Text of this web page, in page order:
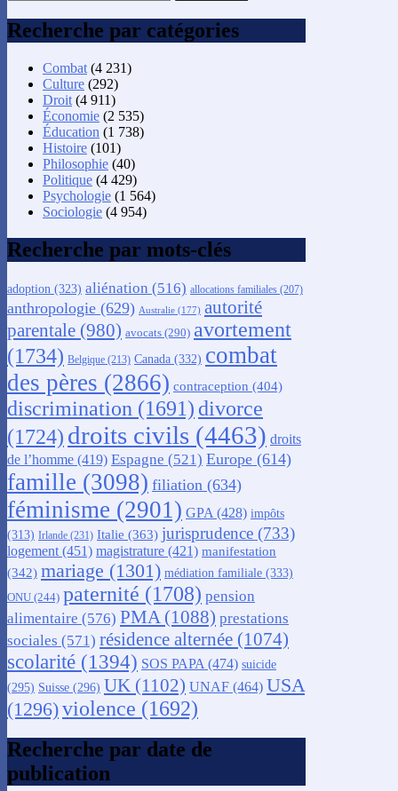
Recherche par catégories
Combat (4 231)
Culture (292)
Droit (4 911)
Économie (2 535)
Éducation (1 738)
Histoire (101)
Philosophie (40)
Politique (4 429)
Psychologie (1 564)
Sociologie (4 954)
Recherche par mots-clés
adoption (323) aliénation (516) allocations familiales (207)
anthropologie (629) Australie (177) autorité
parentale (980) avocats (290) avortement
(1734) Belgique (213) Canada (332) combat
des pères (2866) contraception (404)
discrimination (1691) divorce
(1724) droits civils (4463) droits
de l’homme (419) Espagne (521) Europe (614)
famille (3098) filiation (634)
féminisme (2901) GPA (428) impôts
(313) Irlande (231) Italie (363) jurisprudence (733)
logement (451) magistrature (421) manifestation
(342) mariage (1301) médiation familiale (333)
ONU (244) paternité (1708) pension
alimentaire (576) PMA (1088) prestations
sociales (571) résidence alternée (1074)
scolarité (1394) SOS PAPA (474) suicide
(295) Suisse (296) UK (1102) UNAF (464) USA
(1296)violence (1692)
Recherche par date de
publication